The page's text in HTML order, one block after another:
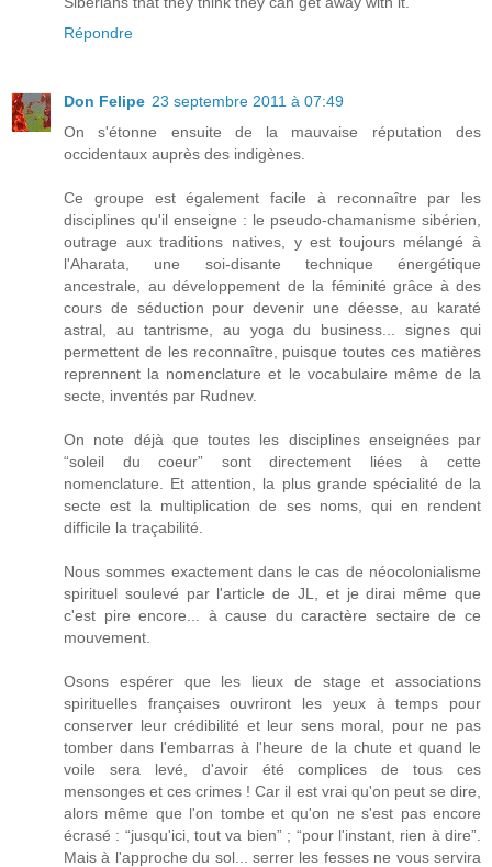
Répondre
Don Felipe 23 septembre 2011 à 07:49
On s'étonne ensuite de la mauvaise réputation des
occidentaux auprès des indigènes.
Ce groupe est également facile à reconnaître par les
disciplines qu'il enseigne : le pseudo-chamanisme sibérien,
outrage aux traditions natives, y est toujours mélangé à
l'Aharata, une soi-disante technique énergétique
ancestrale, au développement de la féminité grâce à des
cours de séduction pour devenir une déesse, au karaté
astral, au tantrisme, au yoga du business... signes qui
permettent de les reconnaître, puisque toutes ces matières
reprennent la nomenclature et le vocabulaire même de la
secte, inventés par Rudnev.
On note déjà que toutes les disciplines enseignées par
“soleil du coeur” sont directement liées à cette
nomenclature. Et attention, la plus grande spécialité de la
secte est la multiplication de ses noms, qui en rendent
difficile la traçabilité.
Nous sommes exactement dans le cas de néocolonialisme
spirituel soulevé par l'article de JL, et je dirai même que
c'est pire encore... à cause du caractère sectaire de ce
mouvement.
Osons espérer que les lieux de stage et associations
spirituelles françaises ouvriront les yeux à temps pour
conserver leur crédibilité et leur sens moral, pour ne pas
tomber dans l'embarras à l'heure de la chute et quand le
voile sera levé, d'avoir été complices de tous ces
mensonges et ces crimes ! Car il est vrai qu'on peut se dire,
alors même que l'on tombe et qu'on ne s'est pas encore
écrasé : “jusqu'ici, tout va bien” ; “pour l'instant, rien à dire”.
Mais à l'approche du sol... serrer les fesses ne vous servira